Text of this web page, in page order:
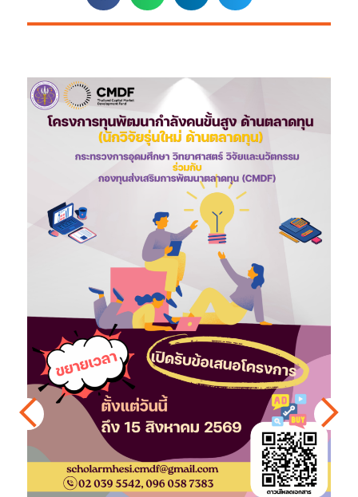
27 July